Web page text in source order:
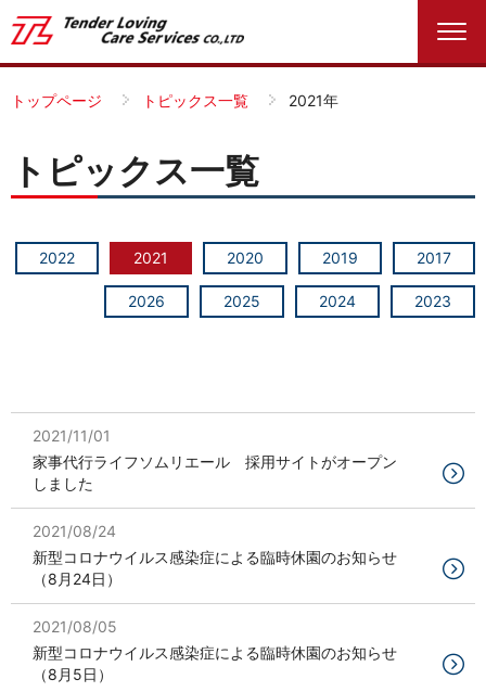
トップページ トピックス一覧 2021年
トピックス一覧
2017
2019
2020
2021
2022
2023
2024
2025
2026
2021/11/01
家事代行ライフソムリエール 採用サイトがオープン
しました
2021/08/24
新型コロナウイルス感染症による臨時休園のお知らせ
（8月24日）
2021/08/05
新型コロナウイルス感染症による臨時休園のお知らせ
（8月5日）